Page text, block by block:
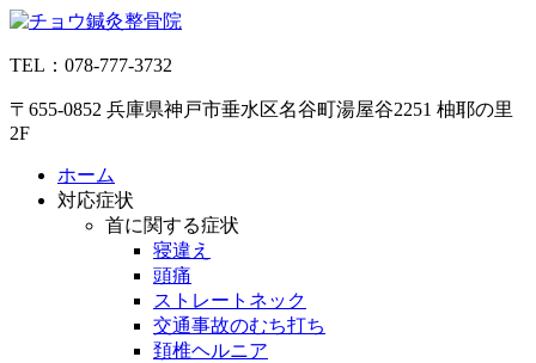
コ
テ
ツ
へ
TEL：078-777-3732
〒655-0852 兵庫県神戸市垂水区名谷町湯屋谷2251 柚耶の里
2F
ホーム
対応症状
首に関する症状
寝違え
頭痛
ストレートネック
交通事故のむち打ち
頚椎ヘルニア